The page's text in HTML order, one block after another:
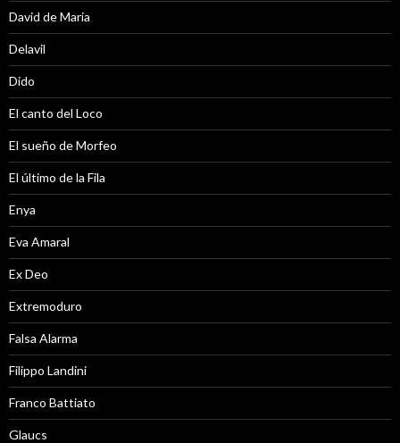
David de Maria
Delavil
Dido
El canto del Loco
El sueño de Morfeo
El último de la Fila
Enya
Eva Amaral
Ex Deo
Extremoduro
Falsa Alarma
Filippo Landini
Franco Battiato
Glaucs